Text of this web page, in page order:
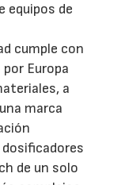
equipos de
cumple con
Europa
a
marca
de un solo